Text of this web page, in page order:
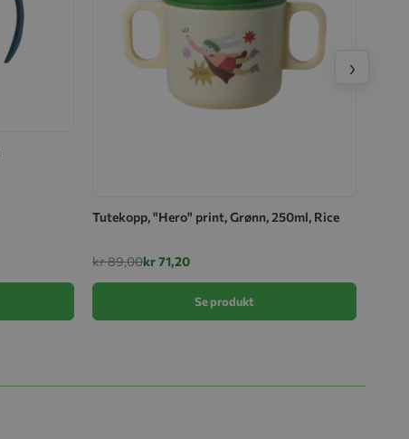
Tutekopp, "Hero" print, Grønn, 250ml, Rice
kr 89,00kr 71,20
Se produkt
›